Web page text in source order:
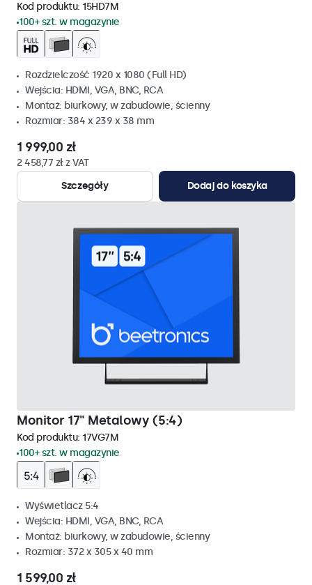
Kod produktu: 15HD7M
100+ szt. w magazynie
Rozdzielczość 1920 x 1080 (Full HD)
Wejścia: HDMI, VGA, BNC, RCA
Montaż: biurkowy, w zabudowie, ścienny
Rozmiar: 384 x 239 x 38 mm
1 999,00 zł
2 458,77 zł z VAT
Szczegóły
Dodaj do koszyka
Monitor 17" Metalowy (5:4)
Kod produktu: 17VG7M
100+ szt. w magazynie
Wyświetlacz 5:4
Wejścia: HDMI, VGA, BNC, RCA
Montaż: biurkowy, w zabudowie, ścienny
Rozmiar: 372 x 305 x 40 mm
1 599,00 zł